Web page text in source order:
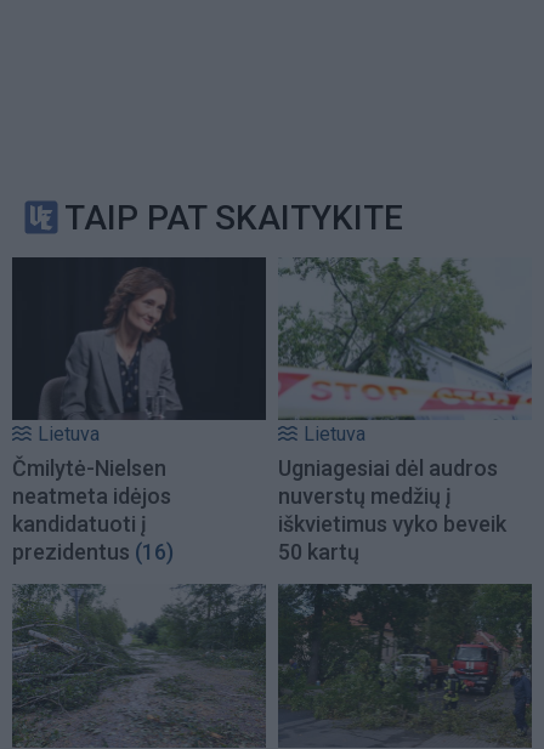
TAIP PAT SKAITYKITE
Lietuva
Čmilytė-Nielsen
neatmeta idėjos
kandidatuoti į
prezidentus (16)
Lietuva
Ugniagesiai dėl audros
nuverstų medžių į
iškvietimus vyko beveik
50 kartų